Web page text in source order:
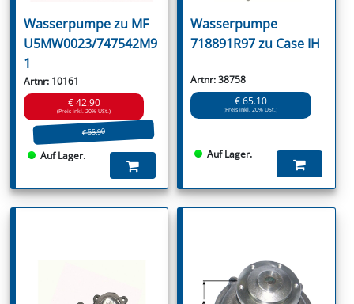
Wasserpumpe zu MF
U5MW0023/747542M9
1
Artnr: 10161
€ 42.90
(Preis inkl. 20% USt.)
€ 55.90
Auf Lager.
Wasserpumpe
718891R97 zu Case IH
Artnr: 38758
€ 65.10
(Preis inkl. 20% USt.)
Auf Lager.